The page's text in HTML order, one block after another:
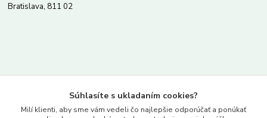
Bratislava, 811 02
www.merkantil.sk
Súhlasíte s ukladaním cookies?
Milí klienti, aby sme vám vedeli čo najlepšie odporúčať a ponúkať